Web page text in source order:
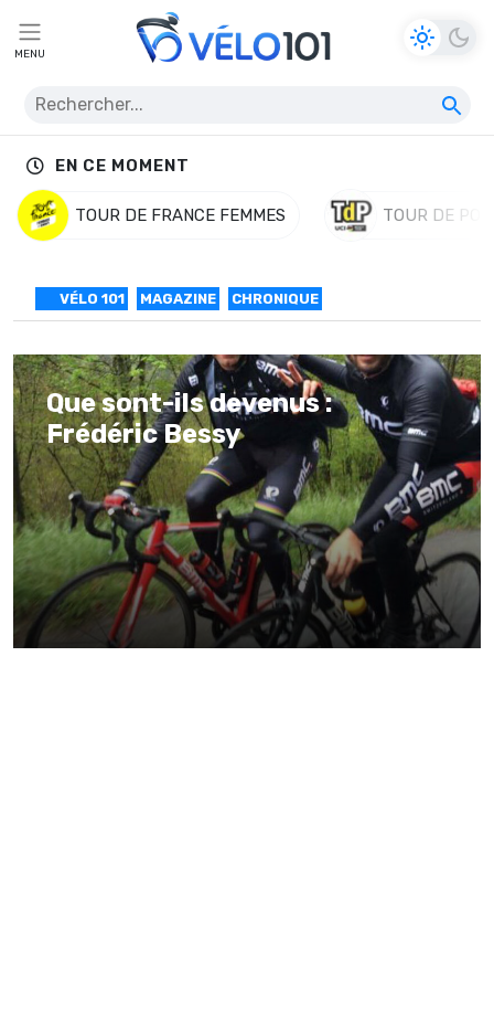
MENU
EN CE MOMENT
TOUR DE FRANCE FEMMES TOUR DE
VÉLO 101 MAGAZINE CHRONIQUE
Que sont-ils devenus :
Frédéric Bessy